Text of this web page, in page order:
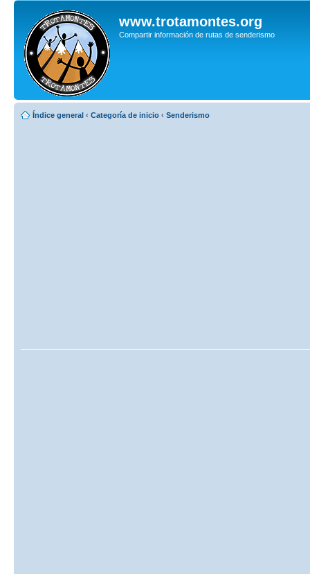
www.trotamontes.org
Compartir información de rutas de senderismo
Índice general ‹ Categoría de inicio ‹ Senderismo